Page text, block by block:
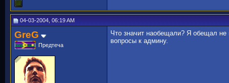
04-03-2004, 06:19 AM
GreG
Предтеча
Что значит наобещали? Я обещал не
вопросы к админу.